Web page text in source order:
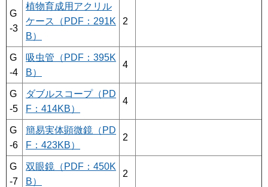
G
-3
植物育成用アクリル
ケース（PDF：291K
B）
2
G
-4
吸虫管（PDF：395K
B）
4
G
-5
ダブルスコープ（PD
F：414KB）
4
G
-6
簡易実体顕微鏡（PD
F：423KB）
2
G
-7
双眼鏡（PDF：450K
B）
2